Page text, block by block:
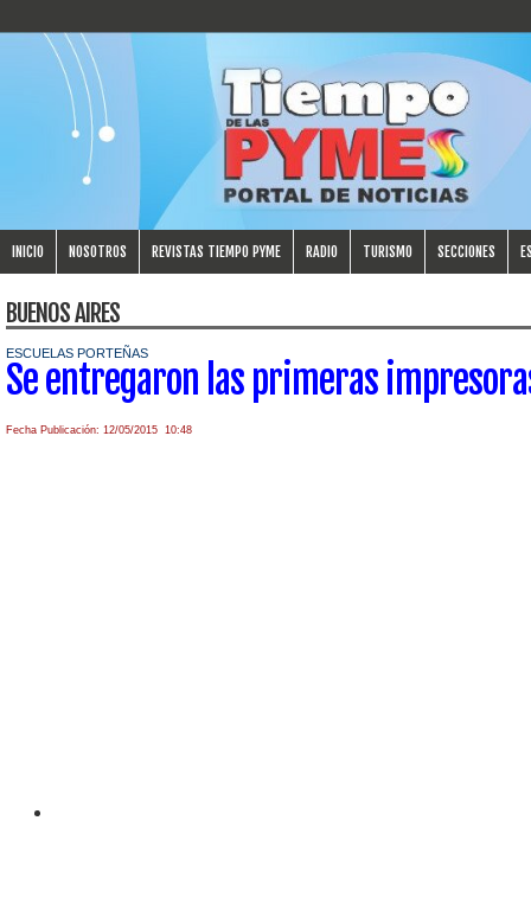
INICIO NOSOTROS REVISTAS TIEMPO PYME RADIO TURISMO SECCIONES
BUENOS AIRES
ESCUELAS PORTEÑAS
Se entregaron las primeras
Fecha Publicación: 12/05/2015 10:48